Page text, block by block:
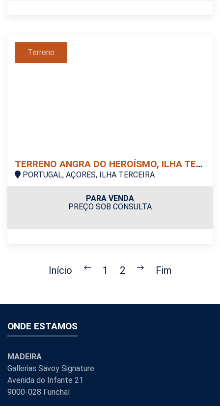
Terreno
TERRENO ANGRA DO HEROÍSMO, ILHA TERCEIRA
PORTUGAL, AÇORES, ILHA TERCEIRA
PARA VENDA
PREÇO SOB CONSULTA
Início 1 2 Fim
ONDE ESTAMOS
MADEIRA
Gallerias Savoy Signature
Avenida do Infante 21
9000-028 Funchal